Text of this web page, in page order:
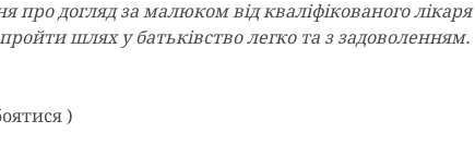
про догляд за малюком від кваліфікованого лікаря
шлях у батьківство легко та з задоволенням.
)